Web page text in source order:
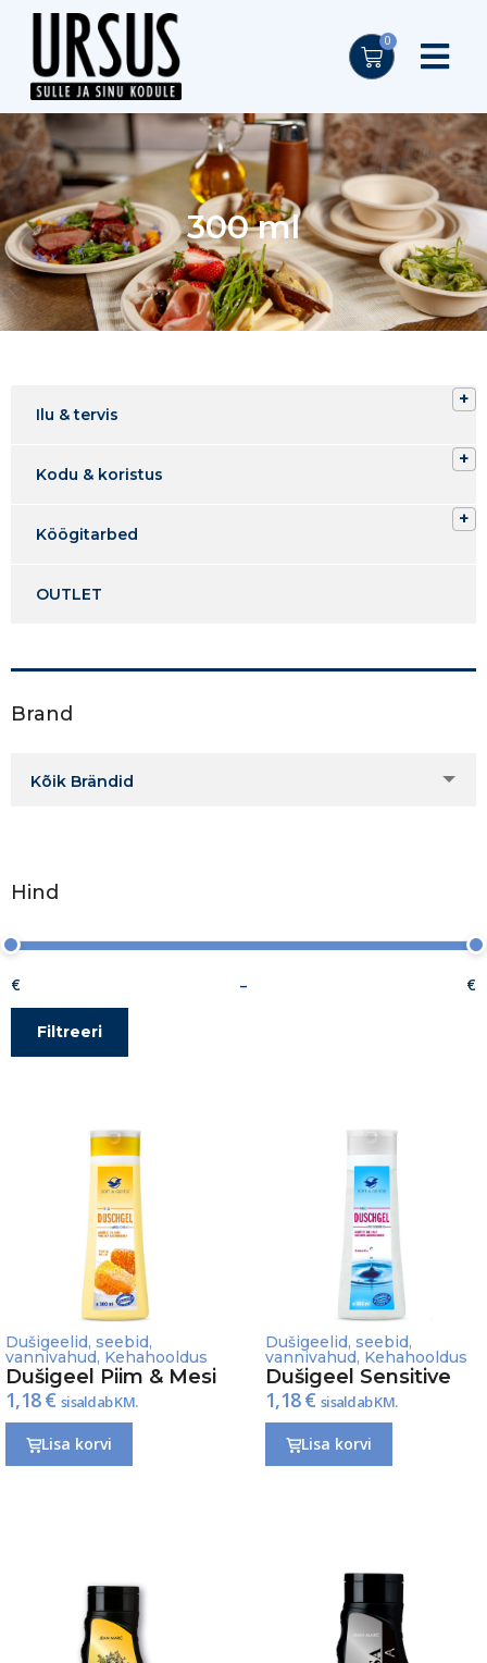
0
300 ml
Ilu & tervis
Kodu & koristus
Köögitarbed
OUTLET
Brand
Kõik Brändid
Hind
Filtreeri
–
Dušigeelid, seebid,
vannivahud, Kehahooldus
Dušigeel Piim & Mesi
1,18€ sisaldab KM.
Lisa korvi
Dušigeelid, seebid,
vannivahud, Kehahooldus
Dušigeel Sensitive
1,18€ sisaldab KM.
Lisa korvi